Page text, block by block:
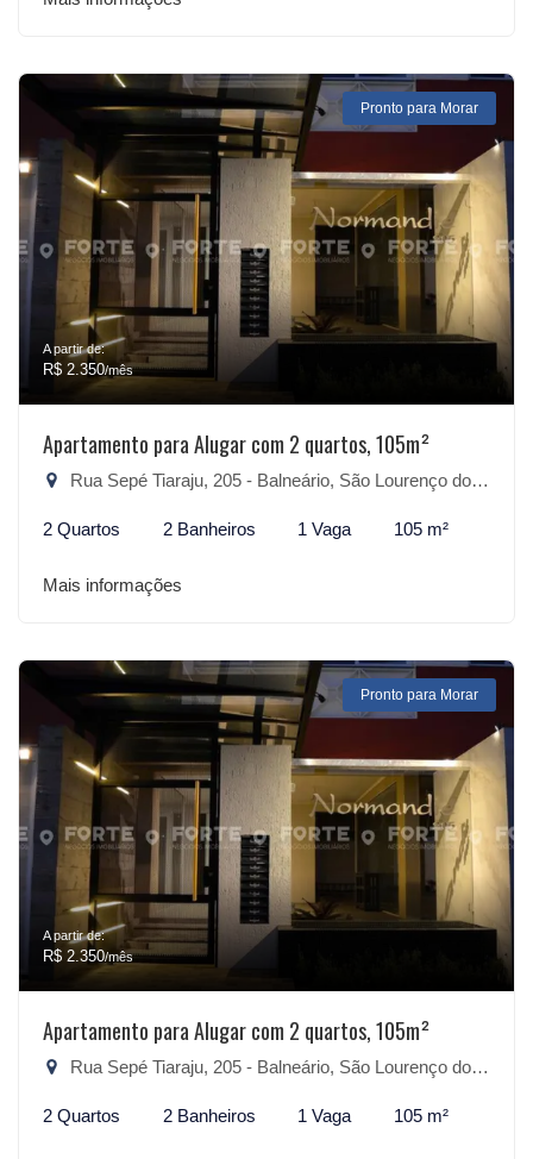
Pronto para Morar
A partir de:
R$ 2.350/mês
Apartamento para Alugar com 2 quartos, 105m²
Rua Sepé Tiaraju, 205 - Balneário, São Lourenço do Sul-RS
2 Quartos 2 Banheiros 1 Vaga 105 m²
Mais informações
Pronto para Morar
A partir de:
R$ 2.350/mês
Apartamento para Alugar com 2 quartos, 105m²
Rua Sepé Tiaraju, 205 - Balneário, São Lourenço do Sul-RS
2 Quartos 2 Banheiros 1 Vaga 105 m²